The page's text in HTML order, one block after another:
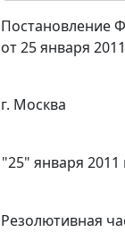
Постановление
от 25 января
г. Москва
"25" января 2011
Резолютивная